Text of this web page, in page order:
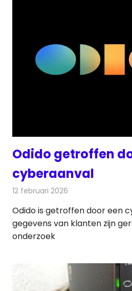
Odido getroffen
cyberaanval
12 februari 2026
Odido is getroffen door een
gegevens van klanten zijn
onderzoek